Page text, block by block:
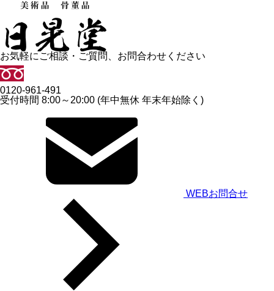
お気軽にご相談・ご質問、お問合わせください
0120-961-491
受付時間 8:00～20:00 (年中無休 年末年始除く)
WEBお問合せ